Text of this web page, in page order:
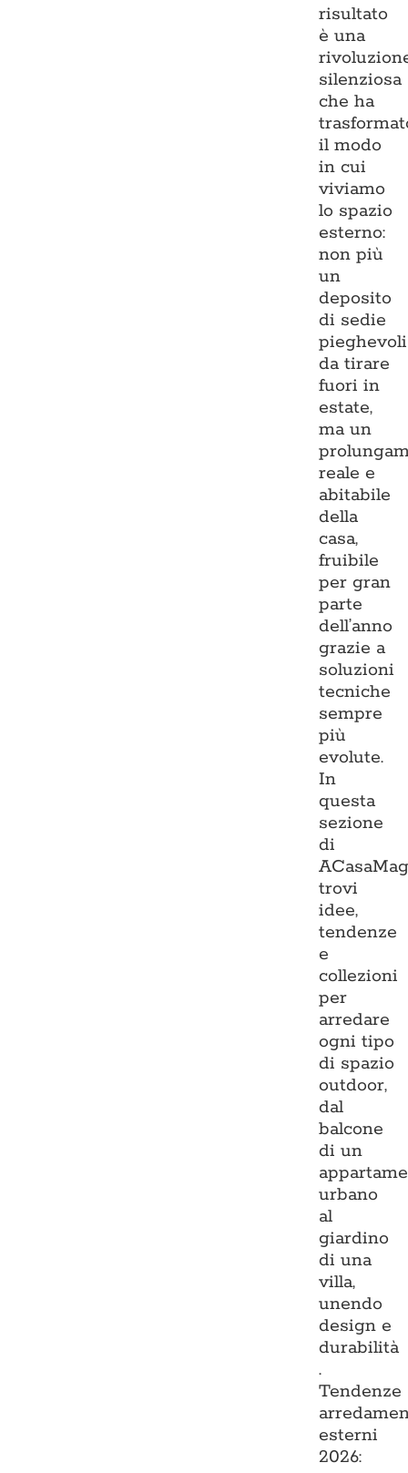
risultato
è una
silenziosa
che ha
il modo
in cui
viviamo
lo spazio
esterno:
non più
un
deposito
di sedie
pieghevoli
da tirare
fuori in
estate,
ma un
reale e
abitabile
della
casa,
fruibile
per gran
parte
dell’anno
grazie a
soluzioni
tecniche
sempre
più
evolute.
In
questa
sezione
di
trovi
idee,
tendenze
e
collezioni
per
arredare
ogni tipo
di spazio
outdoor,
dal
balcone
di un
urbano
al
giardino
di una
villa,
unendo
design e
durabilità
.
Tendenze
esterni
2026: